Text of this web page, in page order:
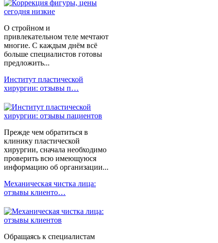
О стройном и
привлекательном теле мечтают
многие. С каждым днём всё
больше специалистов готовы
предложить...
Институт пластической
хирургии: отзывы п…
Прежде чем обратиться в
клинику пластической
хирургии, сначала необходимо
проверить всю имеющуюся
информацию об организации...
Механическая чистка лица:
отзывы клиенто…
Обращаясь к специалистам